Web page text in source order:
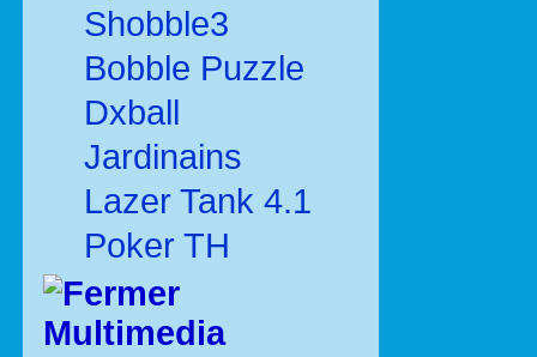
Shobble3
Bobble Puzzle
Dxball
Jardinains
Lazer Tank 4.1
Poker TH
Multimedia